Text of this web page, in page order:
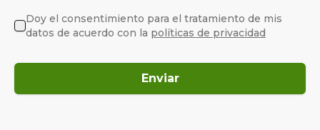
Doy el consentimiento para el tratamiento de mis
datos de acuerdo con la políticas de privacidad
Enviar